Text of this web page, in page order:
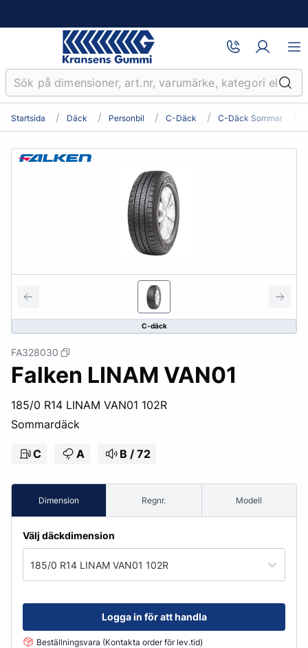
Startsida Däck Personbil C-Däck C-Däck Sommar
C-däck
FA328030
Falken LINAM VAN01
185/0 R14 LINAM VAN01 102R
Sommardäck
C A B / 72
Dimension Regnr. Modell
Välj däckdimension
185/0 R14 LINAM VAN01 102R
Logga in för att handla
Beställningsvara (Kontakta order för lev.tid)